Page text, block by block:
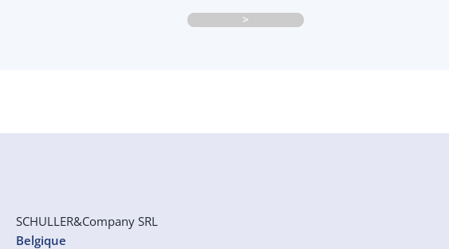
>
SCHULLER&Company SRL
Belgique